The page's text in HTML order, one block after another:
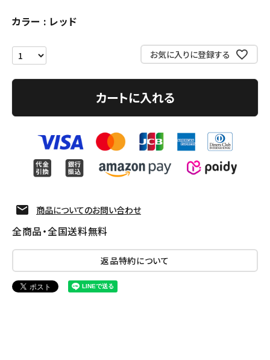
ACCOUNT MENU
ようこそ ゲスト 様
meeting_room ログイン 会員登録
Follow us
カラー レッド
お気に入りに登録する
カートに入れる
商品についてのお問い合わせ
全商品・全国送料無料
返品特約について